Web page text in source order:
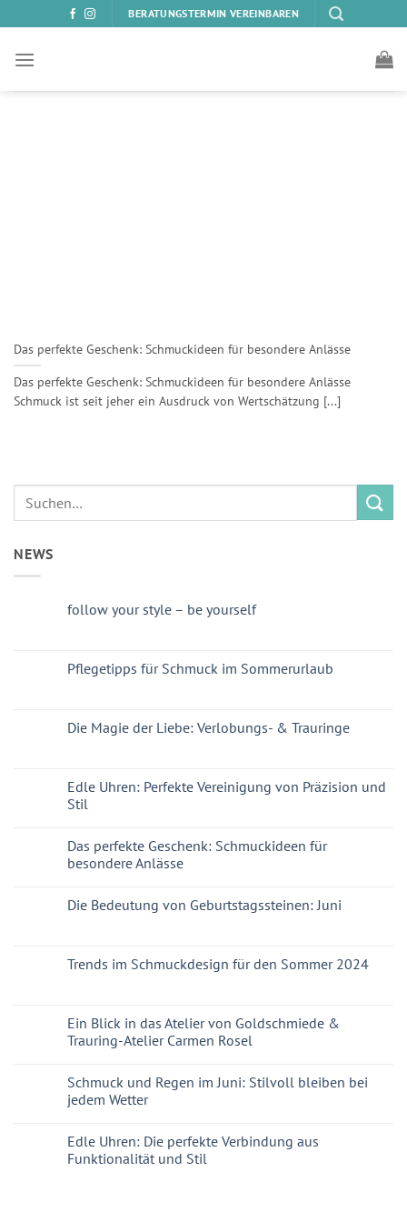
Inhalt
springen
BERATUNGSTERMIN VEREINBAREN
Das perfekte Geschenk: Schmuckideen für besondere Anlässe
Das perfekte Geschenk: Schmuckideen für besondere Anlässe
Schmuck ist seit jeher ein Ausdruck von Wertschätzung [...]
NEWS
follow your style – be yourself
Pflegetipps für Schmuck im Sommerurlaub
Die Magie der Liebe: Verlobungs- & Trauringe
Edle Uhren: Perfekte Vereinigung von Präzision und
Stil
Das perfekte Geschenk: Schmuckideen für
besondere Anlässe
Die Bedeutung von Geburtstagssteinen: Juni
Trends im Schmuckdesign für den Sommer 2024
Ein Blick in das Atelier von Goldschmiede &
Trauring-Atelier Carmen Rosel
Schmuck und Regen im Juni: Stilvoll bleiben bei
jedem Wetter
Edle Uhren: Die perfekte Verbindung aus
Funktionalität und Stil